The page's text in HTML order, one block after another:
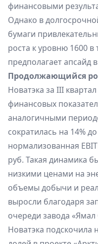
финансовыми
Однако в
бумаги
роста к уровню 1600 в
предполагает апсайд
Продолжающийся
Новатэка за III
финансовых
аналогичными
сократилась на 14%
нормализованная
руб. Такая динамика
низкими ценами на
объемы добычи и
выросли благодаря
очереди завода
Новатэка подскочила